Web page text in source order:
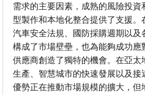
需求的主要因素，成熟的風險投
型製作和本地化整合提供了支援
汽車安全法規、國防採購週期以
構成了市場壁壘，也為能夠成功
供應商創造了獨特的機會。在亞
生產、智慧城市的快速發展以及
優勢正在推動市場規模的擴大，